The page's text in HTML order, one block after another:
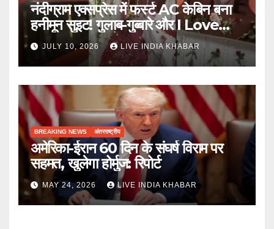
नंदीग्राम एक्सप्रेस में फर्स्ट AC केबिन बना
हनीमून सुइट! गुलाब-गुब्बारे और I Love
You, TTE सस्पेंड
JULY 10, 2026 LIVE INDIA KHABAR
BREAKING NEWS अंतरराष्ट्रीय
अमेरिका-ईरान 60 दिन के संघर्ष विराम पर
सहमत, खुलेगा होर्मुज: रिपोर्ट
MAY 24, 2026 LIVE INDIA KHABAR